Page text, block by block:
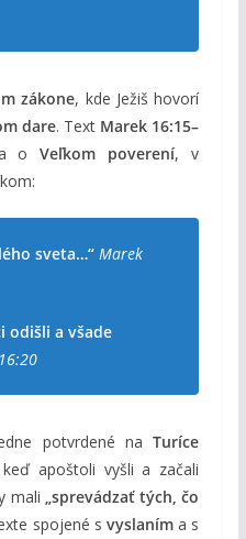
zákone, kde Ježiš hovorí
dare. Text Marek 16:15–
oVeľkom poverení, v
sveta…“ Marek
odišli a všade
potvrdené naTuríce
apoštoli vyšli a začali
mali „sprevádzať tých, čo
spojené s vyslaníma s